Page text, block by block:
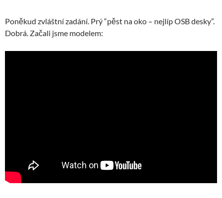
Poněkud zvláštní zadání. Prý “pěst na oko – nejlíp OSB desky”.
Dobrá. Začali jsme modelem: